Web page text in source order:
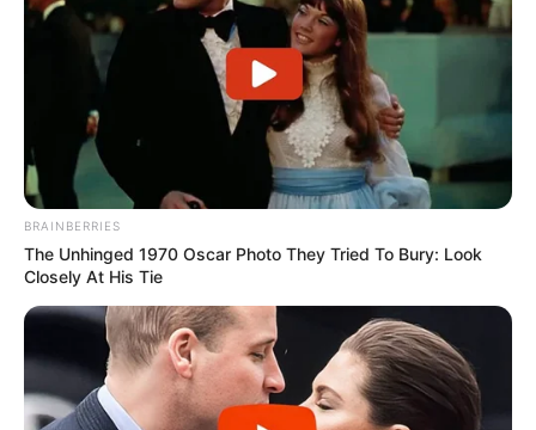
BRAINBERRIES
The Unhinged 1970 Oscar Photo They Tried To Bury: Look
Closely At His Tie